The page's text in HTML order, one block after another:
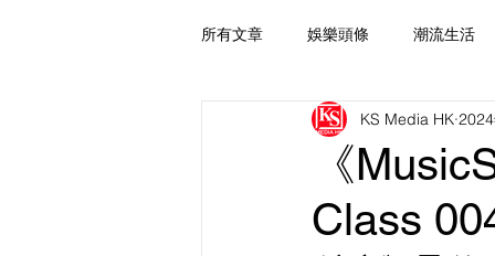
所有文章 娛樂頭條 潮流生活
《
Class
KS Media HK